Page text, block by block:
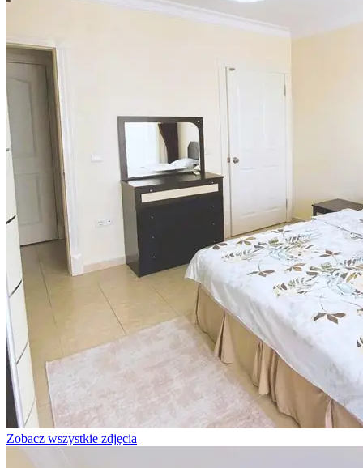
Zobacz wszystkie zdjęcia